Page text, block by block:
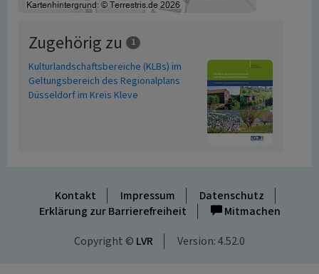
Zugehörig zu 1
Kulturlandschaftsbereiche (KLBs) im
Geltungsbereich des Regionalplans
Düsseldorf im Kreis Kleve
Kontakt Impressum
Datenschutz
Erklärung zur Barrierefreiheit
Mitmachen
Copyright © LVR Version: 4.52.0